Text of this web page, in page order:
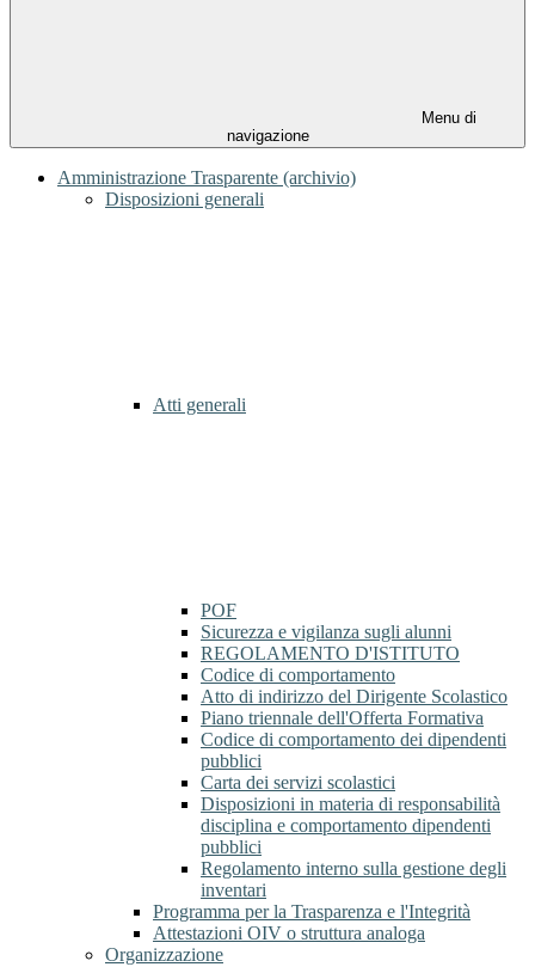
Menu di
navigazione
Amministrazione Trasparente (archivio)
Disposizioni generali
Atti generali
POF
Sicurezza e vigilanza sugli alunni
REGOLAMENTO D'ISTITUTO
Codice di comportamento
Atto di indirizzo del Dirigente Scolastico
Piano triennale dell'Offerta Formativa
Codice di comportamento dei dipendenti
pubblici
Carta dei servizi scolastici
Disposizioni in materia di responsabilità
disciplina e comportamento dipendenti
pubblici
Regolamento interno sulla gestione degli
inventari
Programma per la Trasparenza e l'Integrità
Attestazioni OIV o struttura analoga
Organizzazione